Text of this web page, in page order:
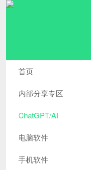
首页
内部分享专区
ChatGPT/AI
电脑软件
手机软件